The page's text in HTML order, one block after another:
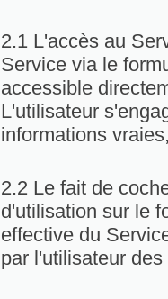
2.1 L'accès au
Service via le
accessible
L'utilisateur
informations
2.2 Le fait de
d'utilisation sur le
effective du
par l'utilisateur